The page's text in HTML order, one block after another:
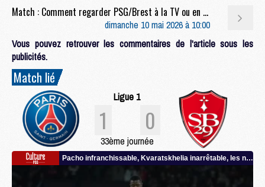
Match : Comment regarder PSG/Brest à la TV ou en streaming
dimanche 10 mai 2026 à 10:00
Vous pouvez retrouver les commentaires de l'article sous les
publicités.
Match lié
Ligue 1
1 0
33ème journée